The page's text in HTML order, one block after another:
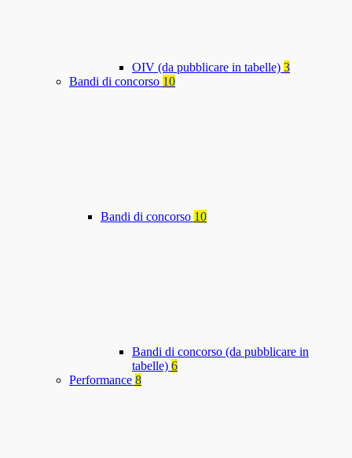
OIV (da pubblicare in tabelle) 3
Bandi di concorso 10
Bandi di concorso 10
Bandi di concorso (da pubblicare in
tabelle) 6
Performance 8